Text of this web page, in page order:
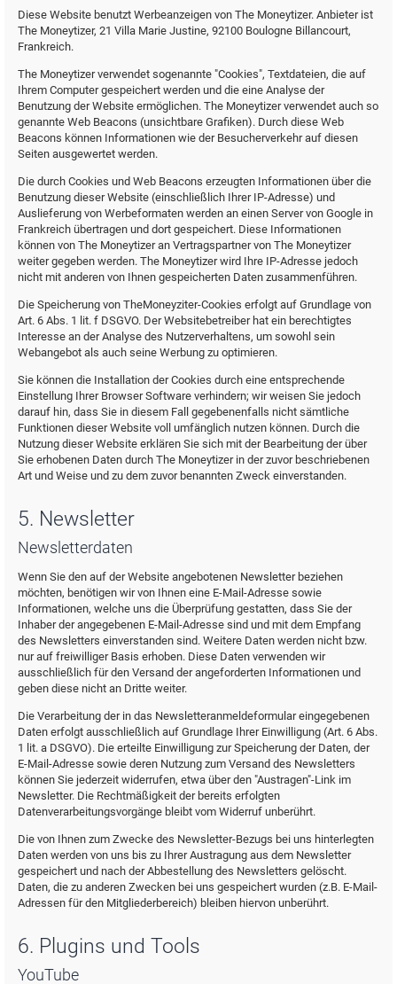
Diese Website benutzt Werbeanzeigen von The Moneytizer. Anbieter ist
The Moneytizer, 21 Villa Marie Justine, 92100 Boulogne Billancourt,
Frankreich.
The Moneytizer verwendet sogenannte "Cookies", Textdateien, die auf
Ihrem Computer gespeichert werden und die eine Analyse der
Benutzung der Website ermöglichen. The Moneytizer verwendet auch so
genannte Web Beacons (unsichtbare Grafiken). Durch diese Web
Beacons können Informationen wie der Besucherverkehr auf diesen
Seiten ausgewertet werden.
Die durch Cookies und Web Beacons erzeugten Informationen über die
Benutzung dieser Website (einschließlich Ihrer IP-Adresse) und
Auslieferung von Werbeformaten werden an einen Server von Google in
Frankreich übertragen und dort gespeichert. Diese Informationen
können von The Moneytizer an Vertragspartner von The Moneytizer
weiter gegeben werden. The Moneytizer wird Ihre IP-Adresse jedoch
nicht mit anderen von Ihnen gespeicherten Daten zusammenführen.
Die Speicherung von TheMoneyziter-Cookies erfolgt auf Grundlage von
Art. 6 Abs. 1 lit. f DSGVO. Der Websitebetreiber hat ein berechtigtes
Interesse an der Analyse des Nutzerverhaltens, um sowohl sein
Webangebot als auch seine Werbung zu optimieren.
Sie können die Installation der Cookies durch eine entsprechende
Einstellung Ihrer Browser Software verhindern; wir weisen Sie jedoch
darauf hin, dass Sie in diesem Fall gegebenenfalls nicht sämtliche
Funktionen dieser Website voll umfänglich nutzen können. Durch die
Nutzung dieser Website erklären Sie sich mit der Bearbeitung der über
Sie erhobenen Daten durch The Moneytizer in der zuvor beschriebenen
Art und Weise und zu dem zuvor benannten Zweck einverstanden.
5. Newsletter
Newsletterdaten
Wenn Sie den auf der Website angebotenen Newsletter beziehen
möchten, benötigen wir von Ihnen eine E-Mail-Adresse sowie
Informationen, welche uns die Überprüfung gestatten, dass Sie der
Inhaber der angegebenen E-Mail-Adresse sind und mit dem Empfang
des Newsletters einverstanden sind. Weitere Daten werden nicht bzw.
nur auf freiwilliger Basis erhoben. Diese Daten verwenden wir
ausschließlich für den Versand der angeforderten Informationen und
geben diese nicht an Dritte weiter.
Die Verarbeitung der in das Newsletteranmeldeformular eingegebenen
Daten erfolgt ausschließlich auf Grundlage Ihrer Einwilligung (Art. 6 Abs.
1 lit. a DSGVO). Die erteilte Einwilligung zur Speicherung der Daten, der
E-Mail-Adresse sowie deren Nutzung zum Versand des Newsletters
können Sie jederzeit widerrufen, etwa über den "Austragen"-Link im
Newsletter. Die Rechtmäßigkeit der bereits erfolgten
Datenverarbeitungsvorgänge bleibt vom Widerruf unberührt.
Die von Ihnen zum Zwecke des Newsletter-Bezugs bei uns hinterlegten
Daten werden von uns bis zu Ihrer Austragung aus dem Newsletter
gespeichert und nach der Abbestellung des Newsletters gelöscht.
Daten, die zu anderen Zwecken bei uns gespeichert wurden (z.B. E-Mail-
Adressen für den Mitgliederbereich) bleiben hiervon unberührt.
6. Plugins und Tools
YouTube